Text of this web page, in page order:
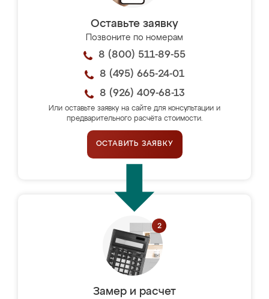
Оставьте заявку
Позвоните по номерам
8 (800) 511-89-55
8 (495) 665-24-01
8 (926) 409-68-13
Или оставьте заявку на сайте для консультации и
предварительного расчёта стоимости.
ОСТАВИТЬ ЗАЯВКУ
Замер и расчет